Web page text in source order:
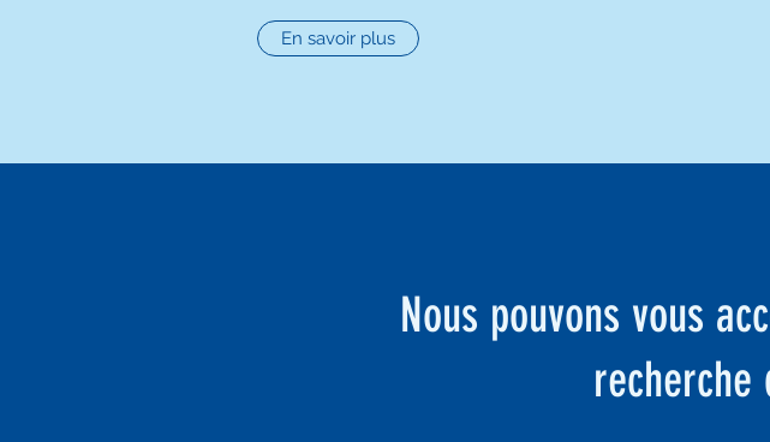
En savoir plus
Nous pouvons vous
recherche